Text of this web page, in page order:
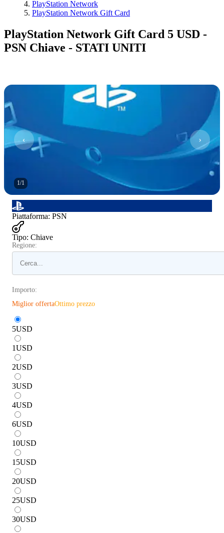
PlayStation Network
PlayStation Network Gift Card
PlayStation Network Gift Card 5 USD -
PSN Chiave - STATI UNITI
1/1
Piattaforma: PSN
Tipo: Chiave
Regione:
Importo:
Miglior offertaOttimo prezzo
5USD
1USD
2USD
3USD
4USD
6USD
10USD
15USD
20USD
25USD
30USD